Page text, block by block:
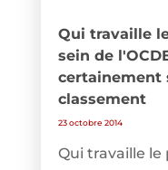
Qui travaille
sein de
certainement
classement
23 octobre 2014
Qui travaille le